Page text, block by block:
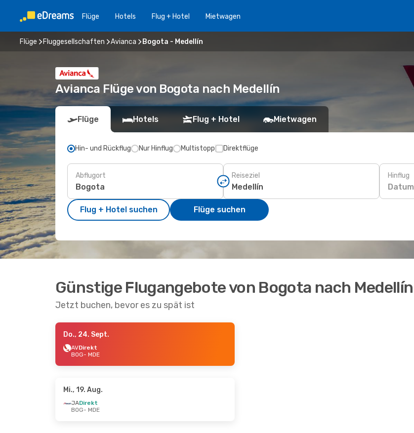
Flüge Hotels Flug + Hotel Mietwagen
Flüge Fluggesellschaften Avianca Bogota - Medellín
Avianca Flüge von Bogota nach Medellín
Flüge Hotels Flug + Hotel Mietwagen
Hin- und Rückflug Nur Hinflug Multistopp Direktflüge
Abflugort Reiseziel Hinflug
Datum
Flug + Hotel suchen Flüge suchen
Günstige Flugangebote von Bogota nach Medellín
Jetzt buchen, bevor es zu spät ist
Do., 24. Sept.
AVDirekt
BOG- MDE
Mi., 19. Aug.
JADirekt
BOG- MDE